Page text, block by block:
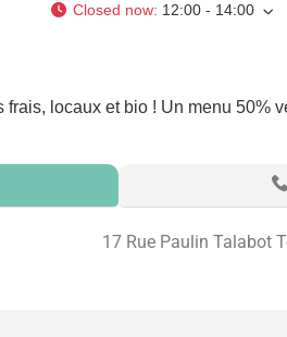
Closed now: 12:00 - 14:00
locaux et bio ! Un menu 50%
17 Rue Paulin Talabot